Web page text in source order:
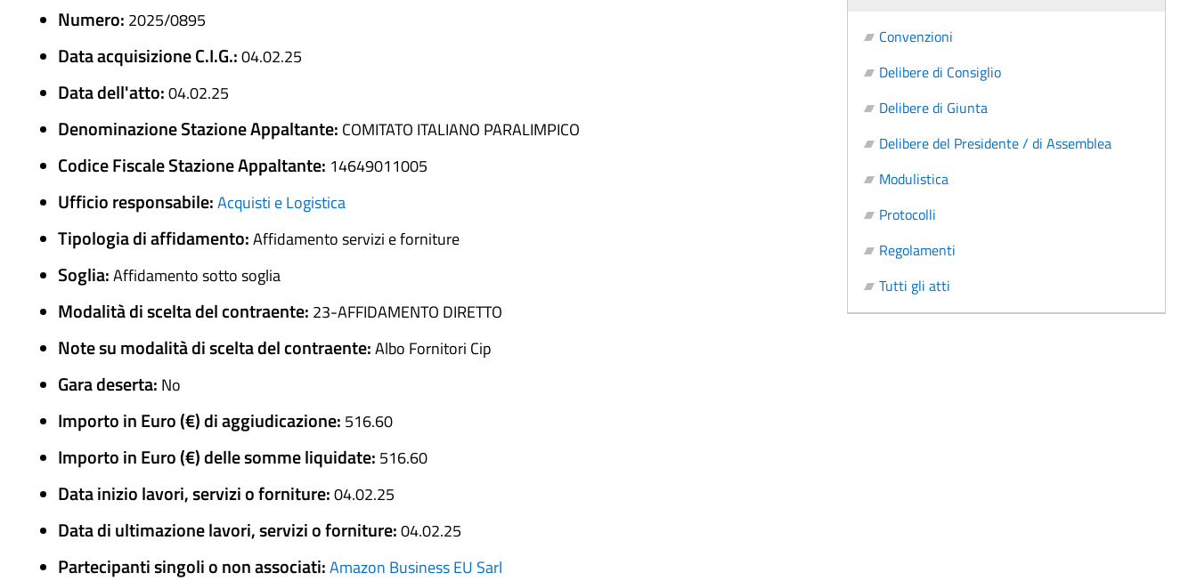
Numero: 2025/0895
Data acquisizione C.I.G.:04.02.25
Data dell'atto:04.02.25
Denominazione Stazione Appaltante: COMITATO ITALIANO PARALIMPICO
Codice Fiscale Stazione Appaltante: 14649011005
Ufficio responsabile:Acquisti e Logistica
Tipologia di affidamento:Affidamento servizi e forniture
Soglia:Affidamento sotto soglia
Modalità di scelta del contraente: 23-AFFIDAMENTO DIRETTO
Note su modalità di scelta del contraente:Albo Fornitori Cip
Gara deserta: No
Importo in Euro (€) di aggiudicazione: 516.60
Importo in Euro (€) delle somme liquidate: 516.60
Data inizio lavori, servizi o forniture:04.02.25
Data di ultimazione lavori, servizi o forniture:04.02.25
Partecipanti singoli o non associati:Amazon Business EU Sarl
Convenzioni
Delibere di Consiglio
Delibere di Giunta
Delibere del Presidente / di Assemblea
Modulistica
Protocolli
Regolamenti
Tutti gli atti